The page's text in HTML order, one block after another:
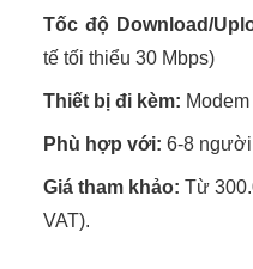
Tốc độ Download/
tế tối thiểu 30 Mbps)
Thiết bị đi kèm:
Phù hợp với: 6-8 người
Giá tham khảo: Từ
VAT).